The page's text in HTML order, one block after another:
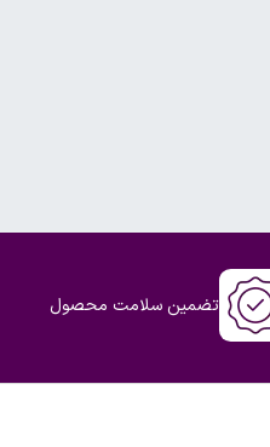
تضمین سلامت محصول